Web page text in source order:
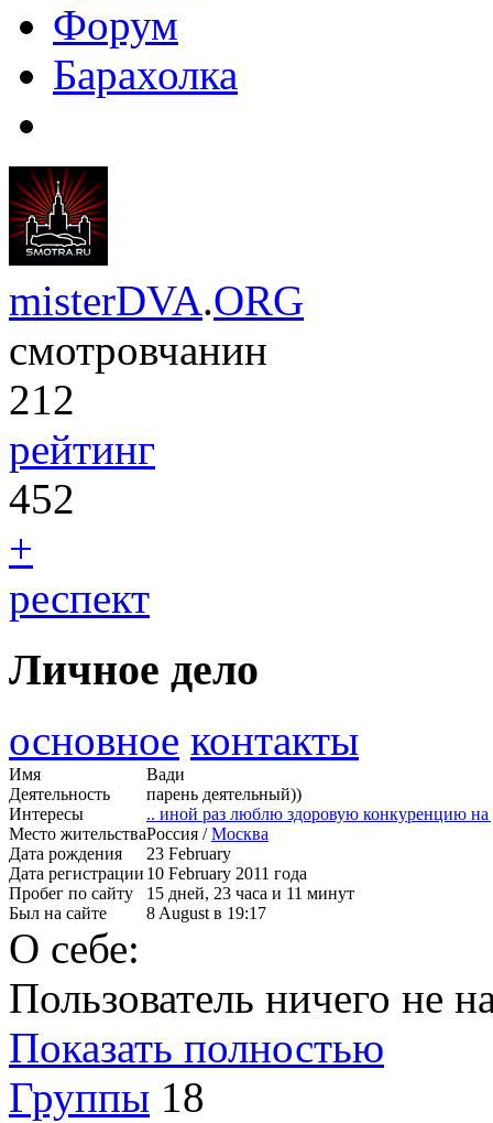
Форум
Барахолка
misterDVA.ORG
смотровчанин
212
рейтинг
452
+
респект
Личное дело
основное контакты
Имя
Вади
Деятельность
парень деятельный))
Интересы
.. иной раз люблю здоровую конкуренцию на
Место жительстваРоссия /Москва
Дата рождения
23 February
Дата регистрации 10 February 2011 года
Пробег по сайту
15 дней, 23 часа и 11 минут
Был на сайте
8 August в 19:17
О себе:
Пользователь ничего не
Показать полностью
Группы 18